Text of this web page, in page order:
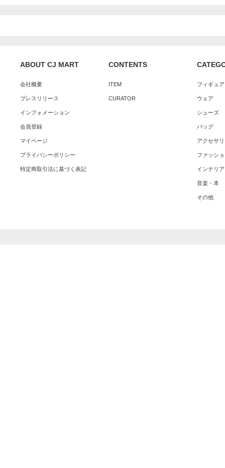
ABOUT CJ MART
会社概要
プレスリリース
インフォメーション
会員登録
マイページ
プライバシーポリシー
特定商取引法に基づく表記
CONTENTS
ITEM
CURATOR
フィギュ
ウェア
シューズ
バッグ
アクセサ
ファッシ
インテリア
音楽・本
その他